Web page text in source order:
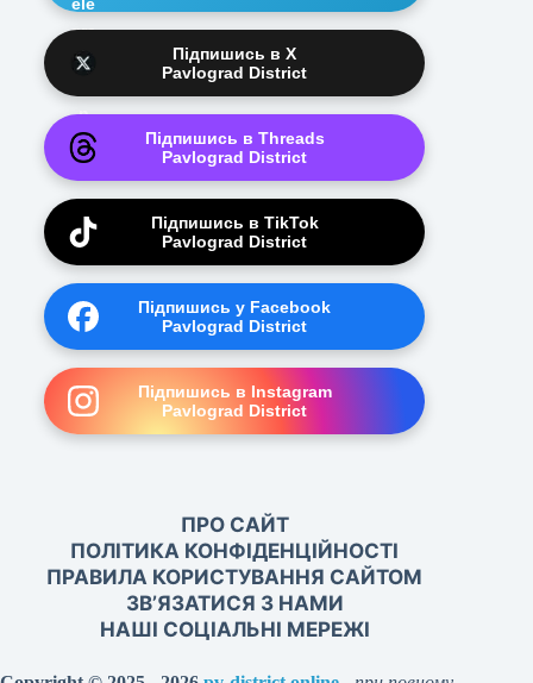
Підпишись в X
Pavlograd District
Підпишись в Threads
Pavlograd District
Підпишись в TikTok
Pavlograd District
Підпишись у Facebook
Pavlograd District
Підпишись в Instagram
Pavlograd District
ПРО САЙТ
ПОЛІТИКА КОНФІДЕНЦІЙНОСТІ
ПРАВИЛА КОРИСТУВАННЯ САЙТОМ
ЗВ’ЯЗАТИСЯ З НАМИ
НАШІ СОЦІАЛЬНІ МЕРЕЖІ